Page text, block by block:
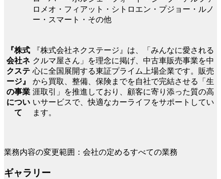
ロメオ・フィアット・シトロエン・プジョー・ルノ
ー・スマート・その他
『株式
会社ネ
クステ
ージ』
の事業
につい
て
『株式会社ネクステージ』は、「みんなに愛される
クルマ屋さん」を理念に掲げ、中古車販売事業を中
心に全国展開する東証プライム上場企業です。販売
から買取、整備、保険までを自社で完結させる「生
涯取引」を推進しており、顧客に寄り添った質の高
いサービスで、快適なカーライフをサポートしてい
ます。
業務内容の変更範囲：会社の定めるすべての業務
ギャラリー